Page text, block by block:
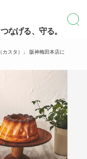
なげる、守る。
スタ）」 阪神梅田本店に